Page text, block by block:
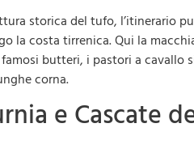
storica del tufo, l’itinerario
la costa tirrenica. Qui la
butteri, i pastori a cavallo
corna.
e Cascate